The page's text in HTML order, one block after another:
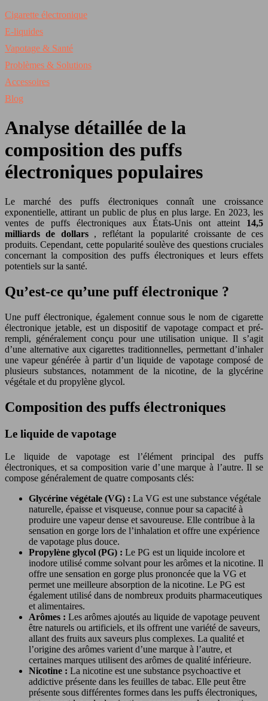
Cigarette électronique
E-liquides
Vapotage & Santé
Problèmes & Solutions
Accessoires
Blog
Analyse détaillée de la
composition des puffs
électroniques populaires
Le marché des puffs électroniques connaît une croissance
exponentielle, attirant un public de plus en plus large. En 2023, les
ventes de puffs électroniques aux États-Unis ont atteint 14,5
milliards de dollars , reflétant la popularité croissante de ces
produits. Cependant, cette popularité soulève des questions cruciales
concernant la composition des puffs électroniques et leurs effets
potentiels sur la santé.
Qu’est-ce qu’une puff électronique ?
Une puff électronique, également connue sous le nom de cigarette
électronique jetable, est un dispositif de vapotage compact et pré-
rempli, généralement conçu pour une utilisation unique. Il s’agit
d’une alternative aux cigarettes traditionnelles, permettant d’inhaler
une vapeur générée à partir d’un liquide de vapotage composé de
plusieurs substances, notamment de la nicotine, de la glycérine
végétale et du propylène glycol.
Composition des puffs électroniques
Le liquide de vapotage
Le liquide de vapotage est l’élément principal des puffs
électroniques, et sa composition varie d’une marque à l’autre. Il se
compose généralement de quatre composants clés:
Glycérine végétale (VG) : La VG est une substance végétale
naturelle, épaisse et visqueuse, connue pour sa capacité à
produire une vapeur dense et savoureuse. Elle contribue à la
sensation en gorge lors de l’inhalation et offre une expérience
de vapotage plus douce.
Propylène glycol (PG) : Le PG est un liquide incolore et
inodore utilisé comme solvant pour les arômes et la nicotine. Il
offre une sensation en gorge plus prononcée que la VG et
permet une meilleure absorption de la nicotine. Le PG est
également utilisé dans de nombreux produits pharmaceutiques
et alimentaires.
Arômes : Les arômes ajoutés au liquide de vapotage peuvent
être naturels ou artificiels, et ils offrent une variété de saveurs,
allant des fruits aux saveurs plus complexes. La qualité et
l’origine des arômes varient d’une marque à l’autre, et
certaines marques utilisent des arômes de qualité inférieure.
Nicotine : La nicotine est une substance psychoactive et
addictive présente dans les feuilles de tabac. Elle peut être
présente sous différentes formes dans les puffs électroniques,